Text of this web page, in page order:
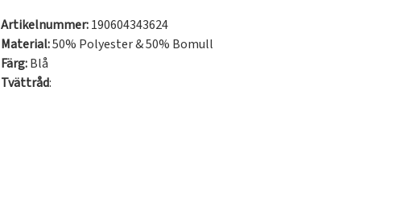
Artikelnummer:190604343624
Material:50% Polyester & 50% Bomull
Färg:Blå
Tvättråd: